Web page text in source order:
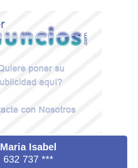
Maria Isabel
632 737***